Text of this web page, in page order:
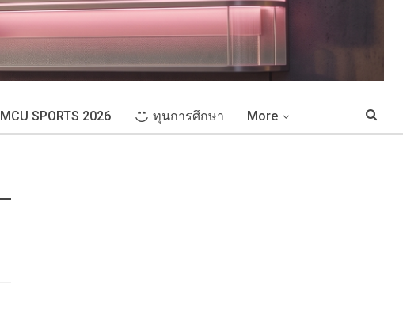
MCU SPORTS 2026 ทุนการศึกษา More